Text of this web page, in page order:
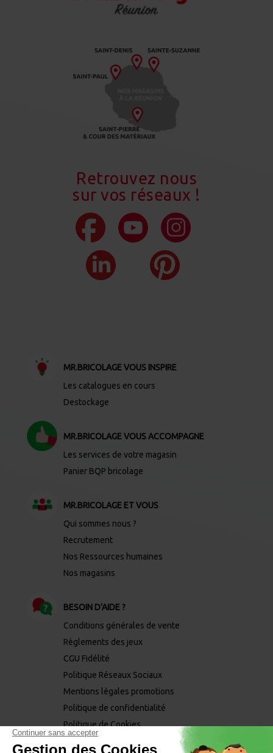
Retrouvez nous
sur vos réseaux !
MR.BRICOLAGE VOUS INSPIRE
Les catalogues en cours
Destockage
MR.BRICOLAGE VOUS ACCOMPAGNE
Les services de votre magasin
Panier BQP bricolage
MR.BRICOLAGE ET VOUS
Qui sommes nous ?
Recrutement
Nos Ressources humaines
Nos magasins
BESOIN D'AIDE ?
Conditions générales de vente
Règlements des jeux
CGU Fidélité
Politique Réseaux Sociaux
Mentions légales promotions
Politique de confidentialité
Politique de Cookies